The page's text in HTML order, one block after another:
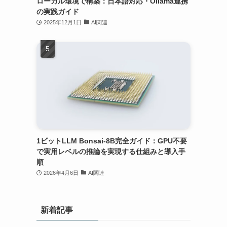
の実践ガイド
2025年12月1日 AI関連
1ビットLLM Bonsai-8B完全ガイド：GPU不要
で実用レベルの推論を実現する仕組みと導入手
順
2026年4月6日 AI関連
新着記事